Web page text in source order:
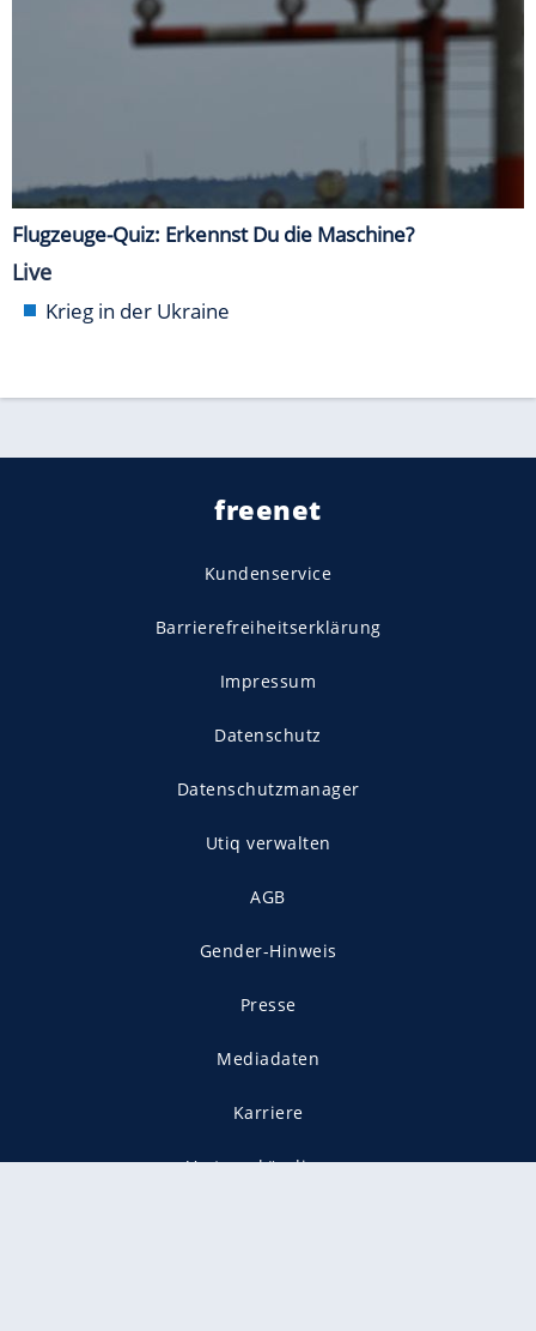
Flugzeuge-Quiz: Erkennst Du die Maschine?
Live
Krieg in der Ukraine
freenet
Kundenservice
Barrierefreiheitserklärung
Impressum
Datenschutz
Datenschutzmanager
Utiq verwalten
AGB
Gender-Hinweis
Presse
Mediadaten
Karriere
Vertragskündigung